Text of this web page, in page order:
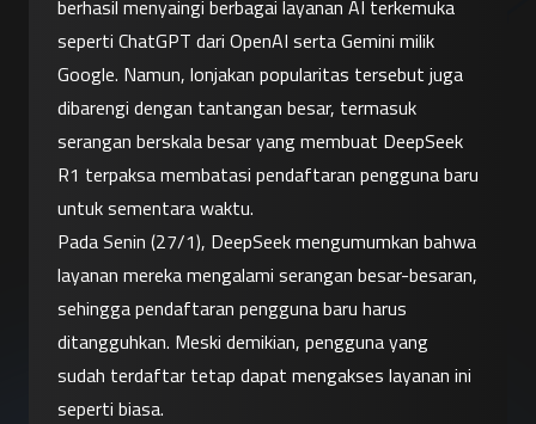
berhasil menyaingi berbagai layanan AI terkemuka
seperti ChatGPT dari OpenAI serta Gemini milik
Google. Namun, lonjakan popularitas tersebut juga
dibarengi dengan tantangan besar, termasuk
serangan berskala besar yang membuat DeepSeek
R1 terpaksa membatasi pendaftaran pengguna baru
untuk sementara waktu.
Pada Senin (27/1), DeepSeek mengumumkan bahwa
layanan mereka mengalami serangan besar-besaran,
sehingga pendaftaran pengguna baru harus
ditangguhkan. Meski demikian, pengguna yang
sudah terdaftar tetap dapat mengakses layanan ini
seperti biasa.